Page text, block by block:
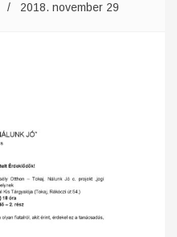
2018. november 29